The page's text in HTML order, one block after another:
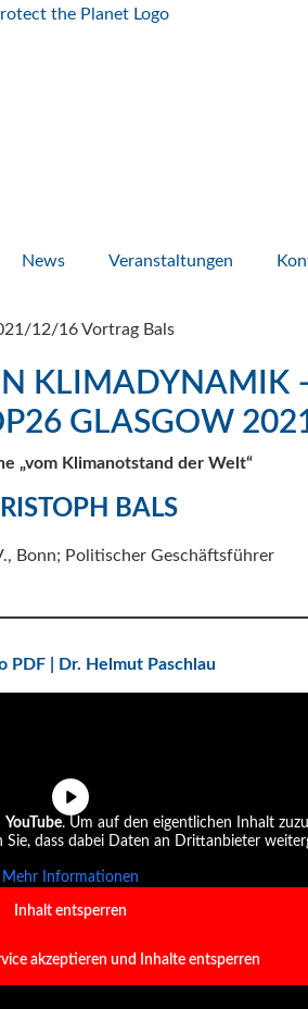
News Veranstaltungen
KLIMADYNAMIK
GLASGOW
„vom Klimanotstand der Welt“
BALS
Bonn; Politischer Geschäftsführer
PDF | Dr. Helmut Paschlau
YouTube. Um auf den eigentlichen Inhalt
dass dabei Daten an Drittanbieter
Mehr Informationen
Inhalt entsperren
akzeptieren und Inhalte entsperren